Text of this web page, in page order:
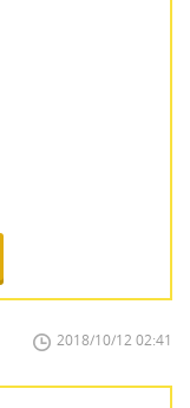
2018/10/12 02:41